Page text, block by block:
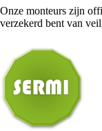
Onze monteurs zijn
verzekerd bent van